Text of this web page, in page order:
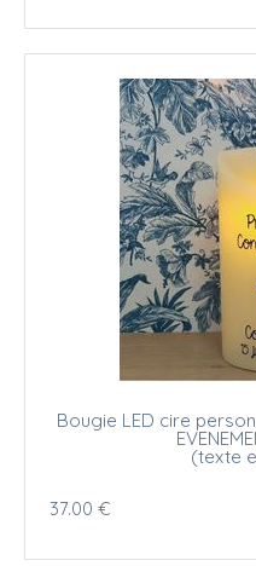
Bougie LED cire
(texte
37.00 €